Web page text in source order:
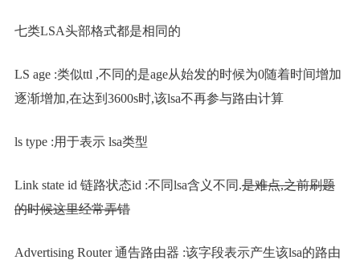
七类LSA头部格式都是相同的
LS age :类似ttl ,不同的是age从始发的时候为0随着时间增加
逐渐增加,在达到3600s时,该lsa不再参与路由计算
ls type :用于表示 lsa类型
Link state id 链路状态id :不同lsa含义不同.是难点,之前刷题
的时候这里经常弄错
Advertising Router 通告路由器 :该字段表示产生该lsa的路由